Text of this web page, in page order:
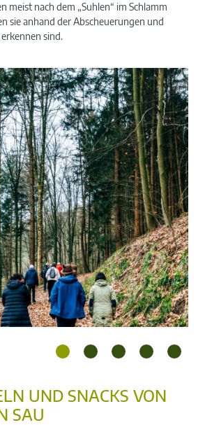
meist nach dem „Suhlen“ im Schlamm
sie anhand der Abscheuerungen und
sind.
UND SNACKS VON
SAU